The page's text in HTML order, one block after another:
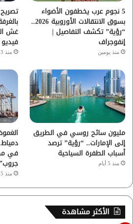
5 نجوم عرب يخطفون الأضواء
بسوق الانتقالات الأوروبية 2026..
“رؤية” تكشف التفاصيل |
إنفوجراف
منذ يومين
غش
منذ 3 أيام
مليون سائح روسي في الطريق
إلى الإمارات.. “رؤية” ترصد
أسباب الطفرة السياحية
منذ 5 أيام
في
منذ 5 أيام
الأكثر مشاهدة